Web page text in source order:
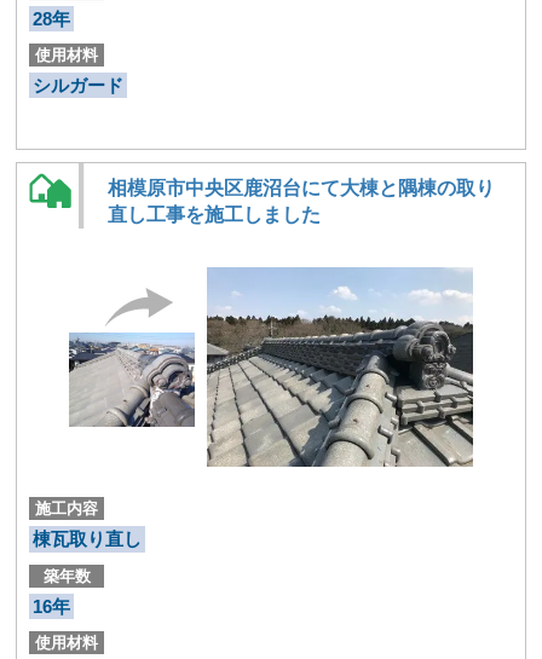
28年
使用材料
シルガード
相模原市中央区鹿沼台にて大棟と隅棟の取り
直し工事を施工しました
施工内容
棟瓦取り直し
築年数
16年
使用材料